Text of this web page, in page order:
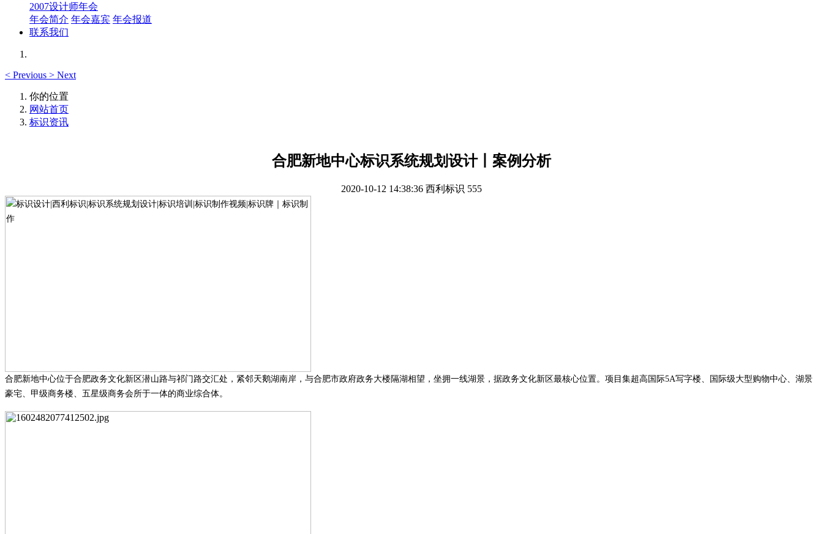
2007设计师年会
年会简介 年会嘉宾 年会报道
联系我们
< Previous > Next
你的位置
网站首页
标识资讯
合肥新地中心标识系统规划设计丨案例分析
2020-10-12 14:38:36 西利标识 555
合肥新地中心位于合肥政务文化新区潜山路与祁门路交汇处，紧邻天鹅湖南岸，与合肥市政府政务大楼隔湖相望，坐拥一线湖景，据政务文化新区最核心位置。项目集超高国际5A写字楼、国际级大型购物中心、湖景
豪宅、甲级商务楼、五星级商务会所于一体的商业综合体。